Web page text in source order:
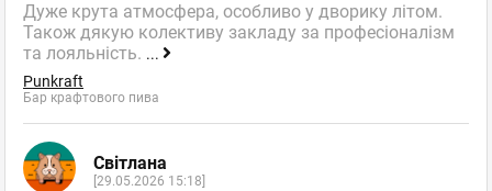
Дуже крута атмосфера, особливо у дворику літом.
Також дякую колективу закладу за професіоналізм
та лояльність. ...
Punkraft
Бар крафтового пива
Світлана
[29.05.2026 15:18]